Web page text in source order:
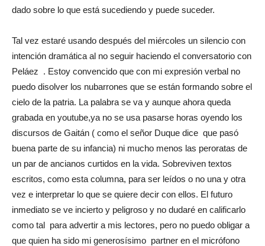
dado sobre lo que está sucediendo y puede suceder.
Tal vez estaré usando después del miércoles un silencio con
intención dramática al no seguir haciendo el conversatorio con
Peláez . Estoy convencido que con mi expresión verbal no
puedo disolver los nubarrones que se están formando sobre el
cielo de la patria. La palabra se va y aunque ahora queda
grabada en youtube,ya no se usa pasarse horas oyendo los
discursos de Gaitán ( como el señor Duque dice que pasó
buena parte de su infancia) ni mucho menos las peroratas de
un par de ancianos curtidos en la vida. Sobreviven textos
escritos, como esta columna, para ser leídos o no una y otra
vez e interpretar lo que se quiere decir con ellos. El futuro
inmediato se ve incierto y peligroso y no dudaré en calificarlo
como tal para advertir a mis lectores, pero no puedo obligar a
que quien ha sido mi generosísimo partner en el micrófono